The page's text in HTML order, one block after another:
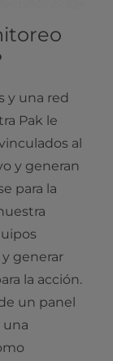
y una red
Pak le
al
y generan
para la
generar
la acción.
un panel
una